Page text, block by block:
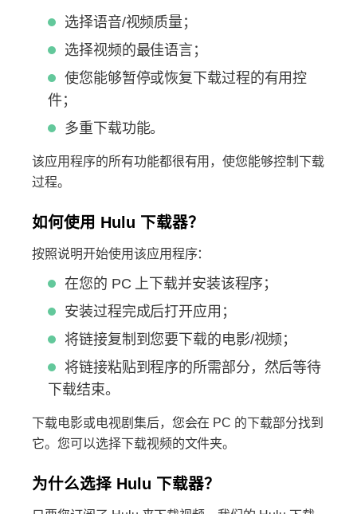
选择语音/视频质量；
选择视频的最佳语言；
使您能够暂停或恢复下载过程的有用控
件；
多重下载功能。
该应用程序的所有功能都很有用，使您能够控制下载
过程。
如何使用 Hulu 下载器？
按照说明开始使用该应用程序：
在您的 PC 上下载并安装该程序；
安装过程完成后打开应用；
将链接复制到您要下载的电影/视频；
将链接粘贴到程序的所需部分，然后等待
下载结束。
下载电影或电视剧集后，您会在 PC 的下载部分找到
它。您可以选择下载视频的文件夹。
为什么选择 Hulu 下载器？